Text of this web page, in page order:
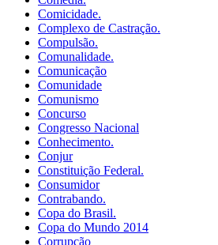
Comicidade.
Complexo de Castração.
Compulsão.
Comunalidade.
Comunicação
Comunidade
Comunismo
Concurso
Congresso Nacional
Conhecimento.
Conjur
Constituição Federal.
Consumidor
Contrabando.
Copa do Brasil.
Copa do Mundo 2014
Corrupção